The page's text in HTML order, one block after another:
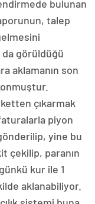
bulunan
talep
görüldüğü
aklamanın son
çıkarmak
piyon
yine bu
çekilip, paranın
kur ile 1
aklanabiliyor.